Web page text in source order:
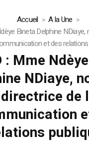
Accueil
A la Une
Bineta Delphine
et des
: Mme
NDiaye,
directrice de